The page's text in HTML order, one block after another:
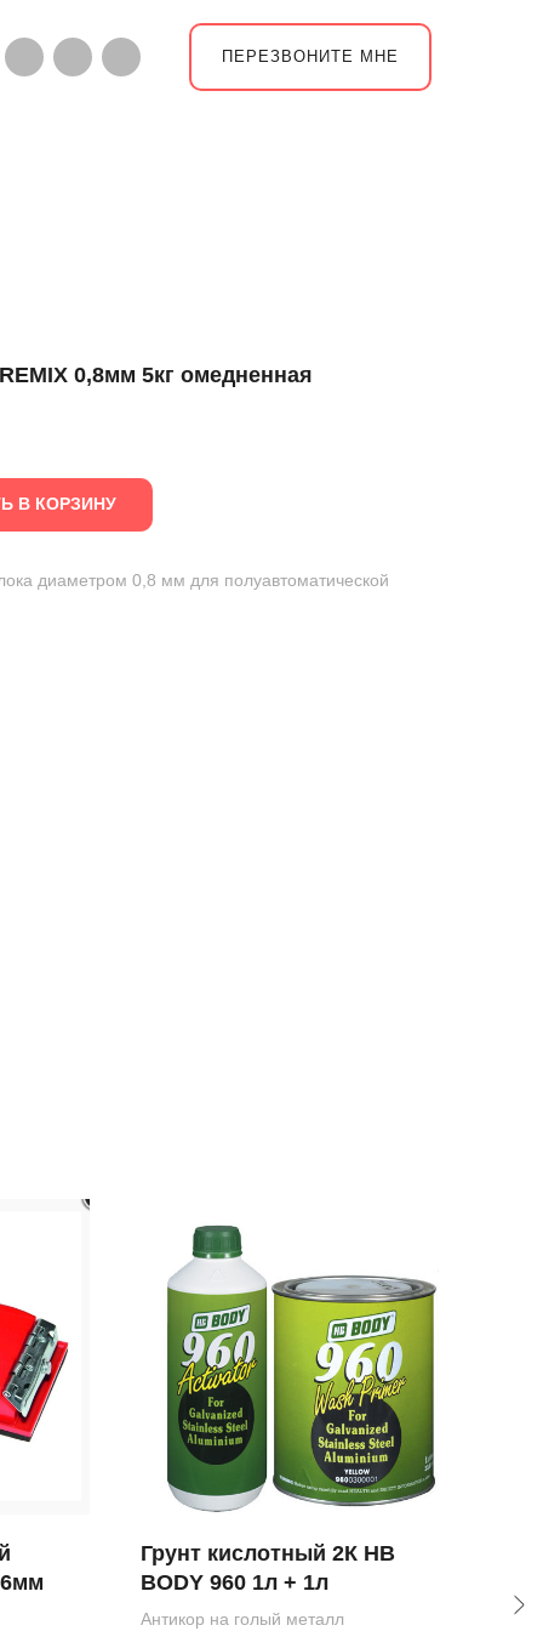
ПЕРЕЗВОНИТЕ МНЕ
0,8мм 5кг омедненная
В КОРЗИНУ
диаметром 0,8 мм для полуавтоматической
Грунт кислотный 2К HB
BODY 960 1л + 1л
Антикор на голый металл